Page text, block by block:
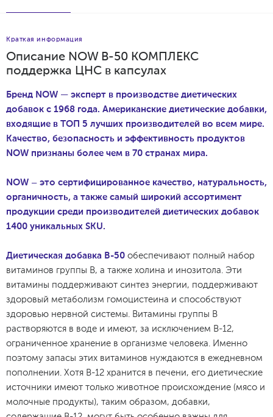
Краткая информация
Описание NOW В-50 КОМПЛЕКС
поддержка ЦНС в капсулах
Бренд NOW — эксперт в производстве диетических
добавок с 1968 года. Американские диетические добавки,
входящие в ТОП 5 лучших производителей во всем мире.
Качество, безопасность и эффективность продуктов
NOW признаны более чем в 70 странах мира.
NOW – это сертифицированное качество, натуральность,
органичность, а также самый широкий ассортимент
продукции среди производителей диетических добавок
1400 уникальных SKU.
Диетическая добавка B-50 обеспечивают полный набор
витаминов группы В, а также холина и инозитола. Эти
витамины поддерживают синтез энергии, поддерживают
здоровый метаболизм гомоцистеина и способствуют
здоровью нервной системы. Витамины группы B
растворяются в воде и имеют, за исключением B-12,
ограниченное хранение в организме человека. Именно
поэтому запасы этих витаминов нуждаются в ежедневном
пополнении. Хотя B-12 хранится в печени, его диетические
источники имеют только животное происхождение (мясо и
молочные продукты), таким образом, добавки,